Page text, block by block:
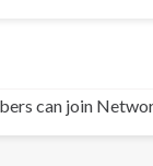
can join